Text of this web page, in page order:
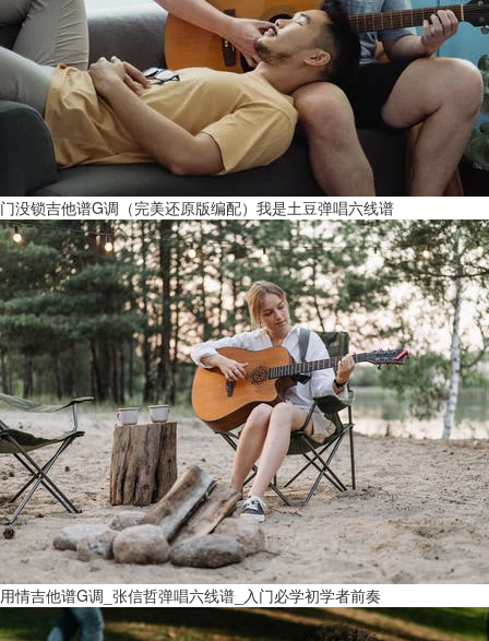
门没锁吉他谱G调（完美还原版编配）我是土豆弹唱六线谱
用情吉他谱G调_张信哲弹唱六线谱_入门必学初学者前奏